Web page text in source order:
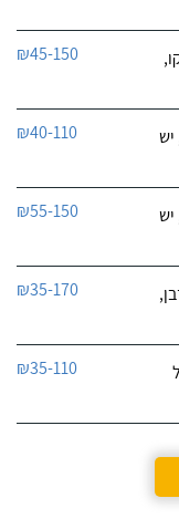
₪45-150
₪40-110
₪55-150
₪35-170
₪35-110